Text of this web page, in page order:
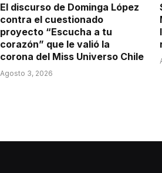
El discurso de Dominga López
contra el cuestionado
proyecto “Escucha a tu
corazón” que le valió la
corona del Miss Universo Chile
Agosto 3, 2026